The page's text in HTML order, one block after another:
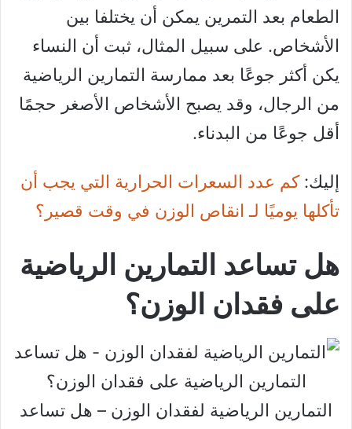
الطعام بعد التمرين يمكن أن يختلفا بين
الأشخاص. على سبيل المثال، ثبت أن النساء
يكن أكثر جوعًا بعد ممارسة التمارين الرياضية
من الرجال، وقد يصبح الأشخاص الأصغر حجمًا
أقل جوعًا من البدناء.
إليك:كم عدد السعرات الحرارية التي يجب أن
تأكلها يوميًا لـ انقاص الوزن في وقت قصير؟
هل تساعد التمارين الرياضية
على فقدان الوزن؟
التمارين الرياضية لفقدان الوزن – هل تساعد